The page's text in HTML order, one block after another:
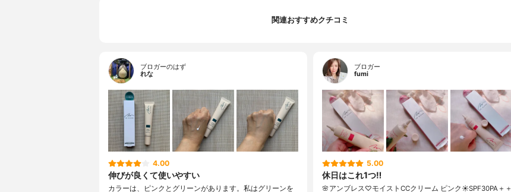
関連おすすめクチコミ
ブロガーのはず
れな
4.00
伸びが良くて使いやすい
カラーは、ピンクとグリーンがあります。私はグリーンを
ブロガー
fumi
5.00
休日はこれ1つ‼️
🌸アンブレス♡モイストCCクリーム ピンク☀️SPF30PA＋＋